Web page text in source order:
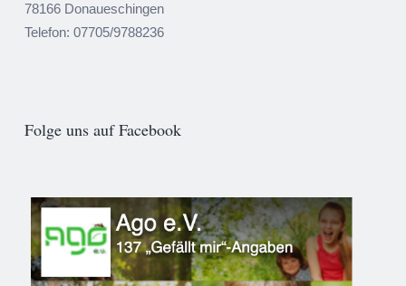
78166 Donaueschingen
Telefon: 07705/9788236
Folge uns auf Facebook